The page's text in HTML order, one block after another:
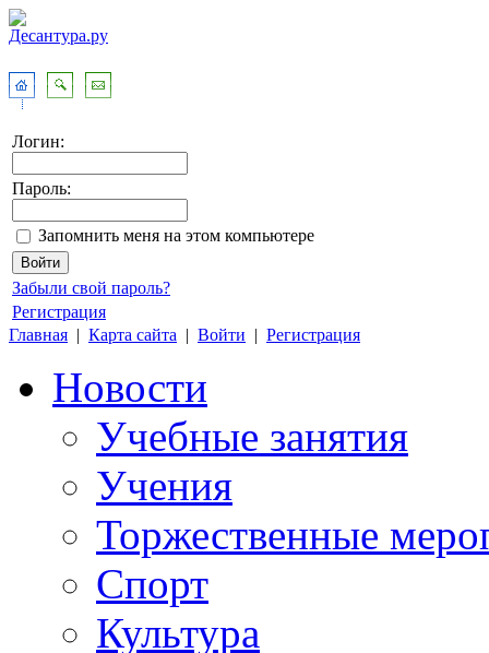
Логин:
Пароль:
Запомнить меня на этом компьютере
Забыли свой пароль?
Регистрация
Главная | Карта сайта | Войти | Регистрация
Новости
Учебные занятия
Учения
Торжественные
Спорт
Культура